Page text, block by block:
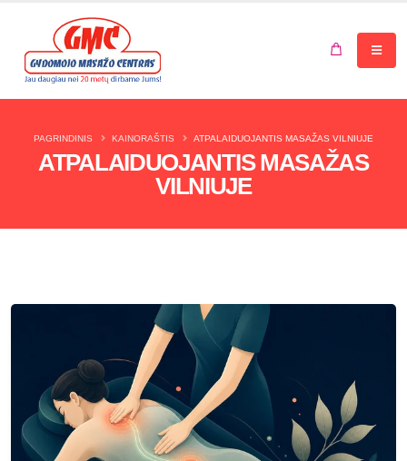
Jūsų krepšelis tuščias.
ATPALAIDUOJANTIS MASAŽAS
VILNIUJE
PAGRINDINIS KAINORAŠTIS ATPALAIDUOJANTIS MASAŽAS VILNIUJE